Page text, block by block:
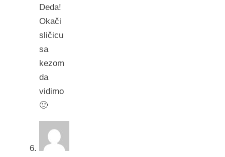
Deda!
Okači
sličicu
sa
kezom
da
vidimo
🙂